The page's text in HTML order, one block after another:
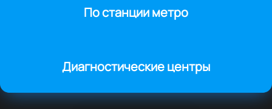
По станции метро
Диагностические центры